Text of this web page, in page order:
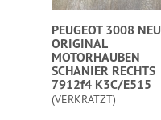
PEUGEOT 3008 NEU
ORIGINAL
MOTORHAUBEN
SCHANIER RECHTS
7912f4 K3C/E515
(VERKRATZT)